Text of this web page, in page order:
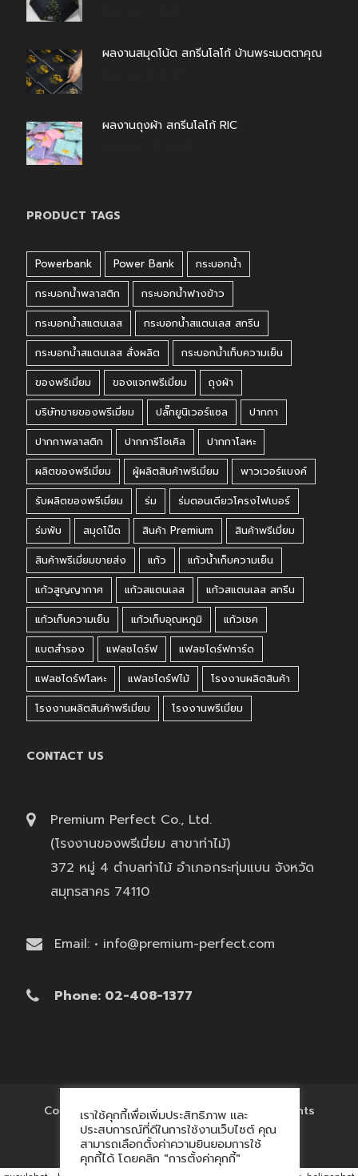
ผลงานสมุดโน้ต สกรีนโลโก้ บ้านพระเมตตาคุณ
ผลงานถุงผ้า สกรีนโลโก้ RIC
PRODUCT TAGS
Powerbank Power Bank
กระบอกน้ำ
กระบอกน้ำพลาสติก
กระบอกน้ำฟางข้าว
กระบอกน้ำสแตนเลส
กระบอกน้ำสแตนเลส สกรีน
กระบอกน้ำสแตนเลส สั่งผลิต
กระบอกน้ำเก็บความเย็น
ของพรีเมี่ยม
ของแจกพรีเมี่ยม
ถุงผ้า
บริษัทขายของพรีเมี่ยม
ปลั๊กยูนิเวอร์แซล
ปากกา
ปากกาพลาสติก
ปากการีไซเคิล
ปากกาโลหะ
ผลิตของพรีเมี่ยม
ผู้ผลิตสินค้าพรีเมี่ยม
พาวเวอร์แบงค์
รับผลิตของพรีเมี่ยม
ร่ม
ร่มตอนเดียวโครงไฟเบอร์
ร่มพับ
สมุดโน๊ต สินค้า Premium
สินค้าพรีเมี่ยม
สินค้าพรีเมี่ยมขายส่ง
แก้ว
แก้วน้ำเก็บความเย็น
แก้วสูญญากาศ
แก้วสแตนเลส
แก้วสแตนเลส สกรีน
แก้วเก็บความเย็น
แก้วเก็บอุณหภูมิ
แก้วเชค
แบตสำรอง
แฟลชไดร์ฟ
แฟลชไดร์ฟการ์ด
แฟลชไดร์ฟโลหะ
แฟลชไดร์ฟไม้
โรงงานผลิตสินค้า
โรงงานผลิตสินค้าพรีเมี่ยม
โรงงานพรีเมี่ยม
CONTACT US
Premium Perfect Co., Ltd.
(โรงงานของพรีเมี่ยม สาขาท่าไม้)
372 หมู่ 4 ตำบลท่าไม้ อำเภอกระทุ่มแบน จังหวัด
สมุทรสาคร 74110
Email: • info@premium-perfect.com
Phone: 02-408-1377
Copyright © 2017 'โรงงานของพรีเมี่ยม' All Rights
Reserved.
เราใช้คุกกี้เพื่อเพิ่มประสิทธิภาพ และ
ประสบการณ์ที่ดีในการใช้งานเว็บไซต์ คุณ
สามารถเลือกตั้งค่าความยินยอมการใช้
คุกกี้ได้ โดยคลิก "การตั้งค่าคุกกี้"